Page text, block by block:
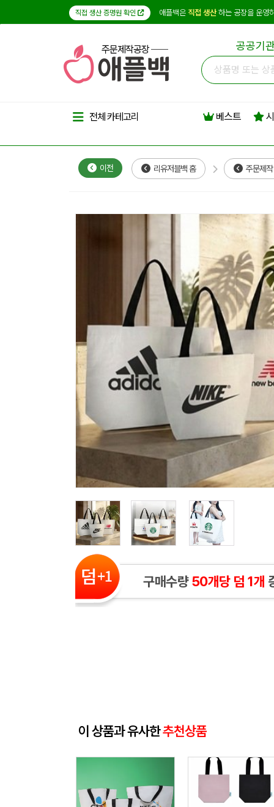
직접 생산 증명원 확인 애플백은 직접 생산하는 공장을 운영
주문제작공장 공공기
전체 카테고리 베스트
이전 리유저블백 홈 주문제
구매수량50개당 덤 1개
이 상품과 유사한추천상품